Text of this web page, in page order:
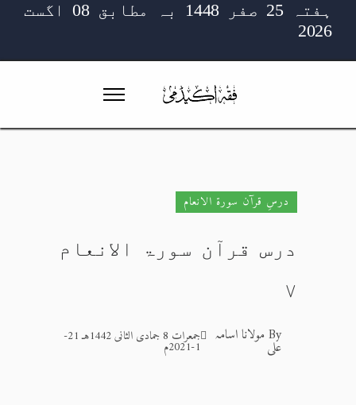
ہفتہ 25 صفر 1448 بہ مطابق 08 اگست
2026
درسِ قرآن سورۃ الانعام
درس قرآن سورۃ الانعام
۷
Byمولانا اسامہ
علی
جمعرات 8 جمادی الثانی 1442هـ 21-
1-2021م